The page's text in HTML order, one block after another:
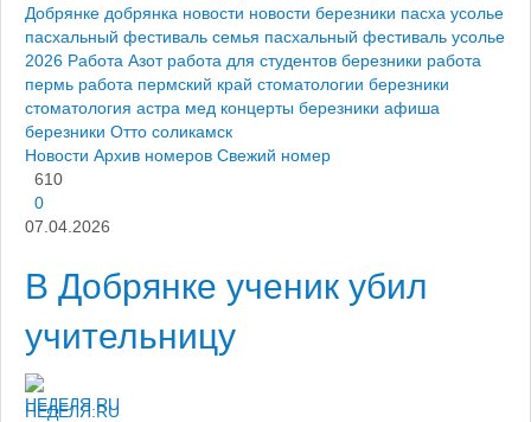
Добрянке добрянка новости новости березники пасха усолье
пасхальный фестиваль семья пасхальный фестиваль усолье
2026 Работа Азот работа для студентов березники работа
пермь работа пермский край стоматологии березники
стоматология астра мед концерты березники афиша
березники Отто соликамск
Новости Архив номеров Свежий номер
610
0
07.04.2026
В Добрянке ученик убил
учительницу
НЕДЕЛЯ.RU